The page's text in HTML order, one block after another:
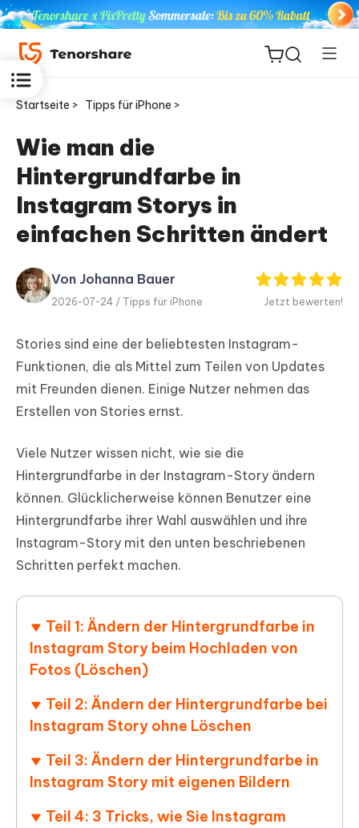
ReiBoot
for iOS
PDNob
Editor
Startseite > Tipps für iPhone >
Wie man die
Hintergrundfarbe in
Instagram Storys in
einfachen Schritten ändert
Von Johanna Bauer
2026-07-24 / Tipps für iPhone Jetzt bewerten!
Stories sind eine der beliebtesten Instagram-
Funktionen, die als Mittel zum Teilen von Updates
mit Freunden dienen. Einige Nutzer nehmen das
Erstellen von Stories ernst.
Viele Nutzer wissen nicht, wie sie die
Hintergrundfarbe in der Instagram-Story ändern
können. Glücklicherweise können Benutzer eine
Hintergrundfarbe ihrer Wahl auswählen und ihre
Instagram-Story mit den unten beschriebenen
Schritten perfekt machen.
Teil 1: Ändern der Hintergrundfarbe in
Instagram Story beim Hochladen von
Fotos (Löschen)
Teil 2: Ändern der Hintergrundfarbe bei
Instagram Story ohne Löschen
Teil 3: Ändern der Hintergrundfarbe in
Instagram Story mit eigenen Bildern
Teil 4: 3 Tricks, wie Sie Instagram